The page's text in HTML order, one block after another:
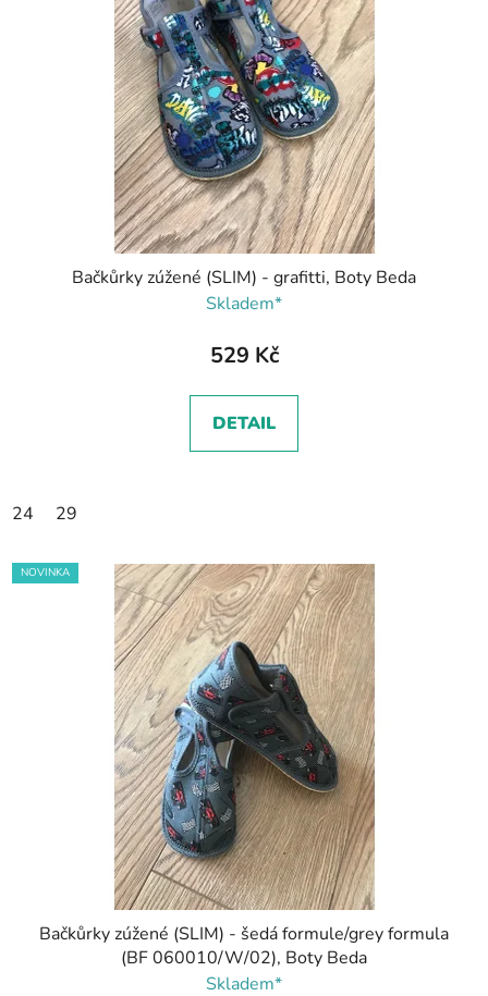
Bačkůrky zúžené (SLIM) - grafitti, Boty Beda
Skladem*
529 Kč
DETAIL
24 29
NOVINKA
Bačkůrky zúžené (SLIM) - šedá formule/grey formula
(BF 060010/W/02), Boty Beda
Skladem*